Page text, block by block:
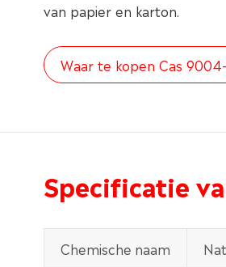
van papier en karton.
Waar te kopen Cas
Specificatie
Chemische naam